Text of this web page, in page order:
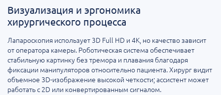
Визуализация и эргономика
хирургического процесса
Лапароскопия использует 3D Full HD и 4K, но качество зависит
от оператора камеры. Роботическая система обеспечивает
стабильную картинку без тремора и плавания благодаря
фиксации манипуляторов относительно пациента. Хирург видит
объемное 3D-изображение высокой четкости; ассистент может
работать с 2D или конвертированным сигналом.